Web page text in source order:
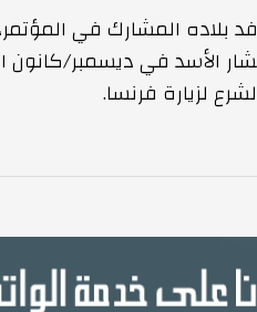
بلاده المشارك في
الأسد في ديسمبر/كانون
لزيارة فرنسا.